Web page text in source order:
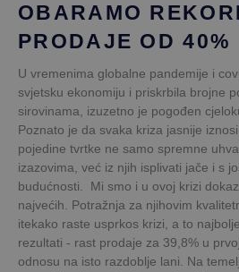
OBARAMO
PRODAJE OD 40%
U vremenima globalne pandemije i
svjetsku ekonomiju i priskrbila brojne
sirovinama, izuzetno je pogođen
Poznato je da svaka kriza jasnije
pojedine tvrtke ne samo spremne
izazovima, već iz njih isplivati jače i s
budućnosti. Mi smo i u ovoj krizi
najvećih. Potražnja za njihovim
itekako raste usprkos krizi, a to
rezultati - rast prodaje za 39,8% u
odnosu na isto razdoblje lani. Na